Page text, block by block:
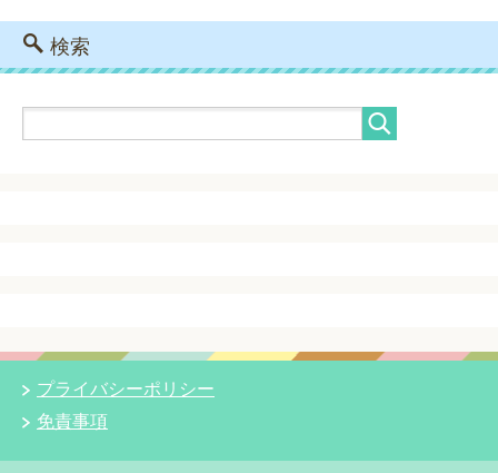
検索
プライバシーポリシー
免責事項